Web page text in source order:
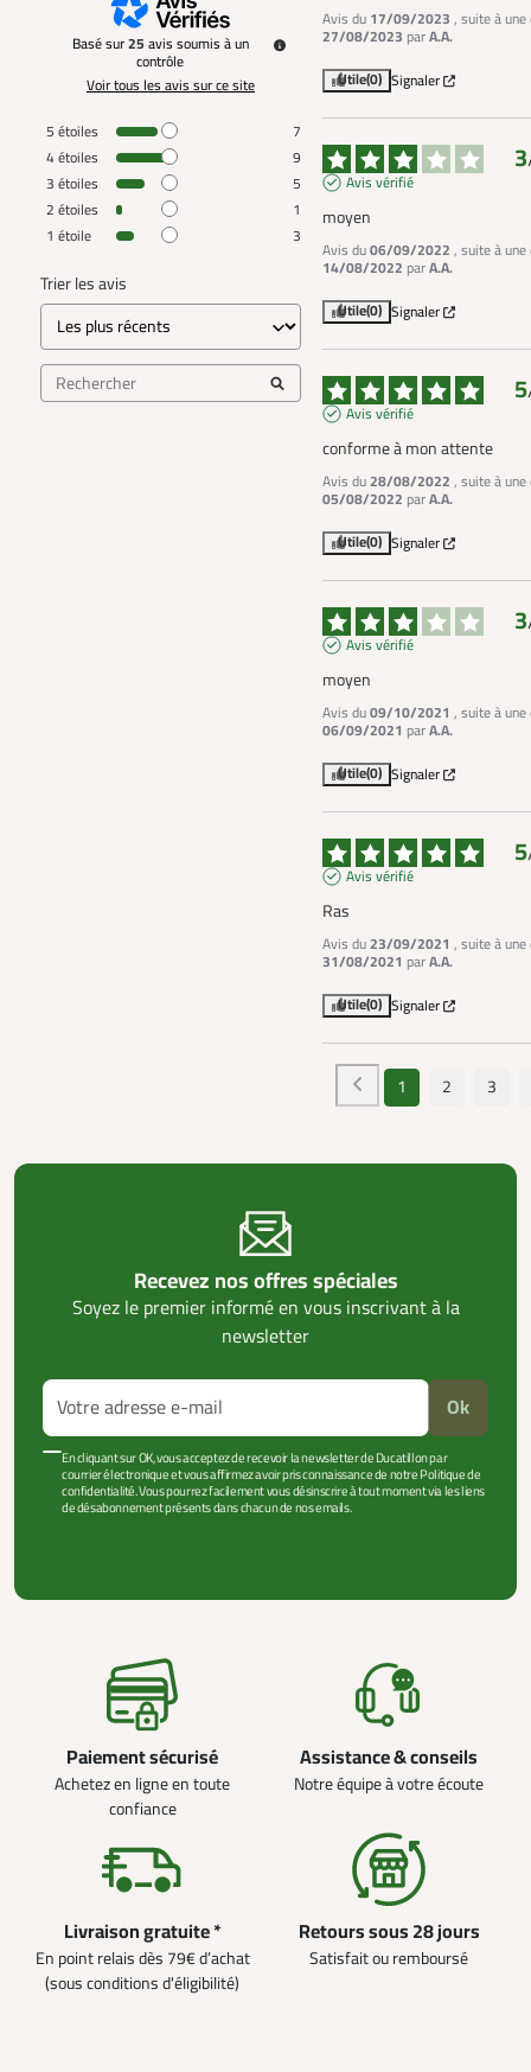
Basé sur25avis soumis à un
contrôle
Voir tous les avis sur ce site
5 étoiles
7
4étoiles
9
3 étoiles
5
2 étoiles
1
1 étoile 3
Trier les avis
Avis du 17/09/2023 , suite à une
27/08/2023 parA.A.
Utile(0) Signaler
3
Avis vérifié
moyen
Avis du06/09/2022 , suite à une
14/08/2022 parA.A.
Utile(0) Signaler
5
Avis vérifié
conforme à mon attente
Avis du28/08/2022 , suite à une
05/08/2022 parA.A.
Utile(0) Signaler
3
Avis vérifié
moyen
Avis du09/10/2021 , suite à une
06/09/2021 parA.A.
Utile(0) Signaler
5
Avis vérifié
Ras
Avis du23/09/2021 , suite à une
31/08/2021 parA.A.
Utile(0) Signaler
1 2 3
Recevez nos offres spéciales
Soyez le premier informé en vous inscrivant à la
newsletter
Ok
En cliquant sur OK, vous acceptez de recevoir la newsletter de Ducatillon par
courrier électronique et vous affirmez avoir pris connaissance de notre Politique de
confidentialité. Vous pourrez facilement vous désinscrire à tout moment via les liens
de désabonnement présents dans chacun de nos emails.
Paiement sécurisé
Achetez en ligne en toute
confiance
Assistance & conseils
Notre équipe à votre écoute
Livraison gratuite *
En point relais dès 79€ d’achat
(sous conditions d'éligibilité)
Retours sous 28 jours
Satisfait ou remboursé